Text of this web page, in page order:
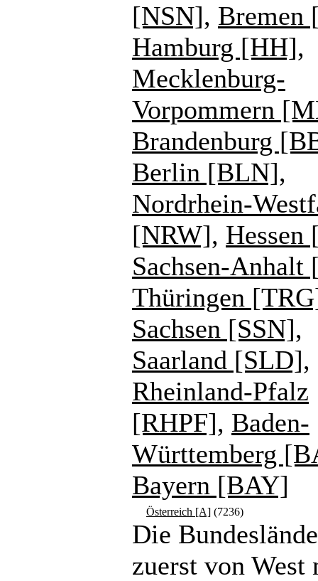
[NSN], Bremen
Hamburg [HH],
Mecklenburg-
Vorpommern
Brandenburg
Berlin [BLN],
Nordrhein-
[NRW], Hessen
Sachsen-Anhalt
Thüringen
Sachsen [SSN],
Saarland [SLD],
Rheinland-Pfalz
[RHPF], Baden-
Württemberg
Bayern [BAY]
Österreich [A] (7236)
Die
zuerst von West